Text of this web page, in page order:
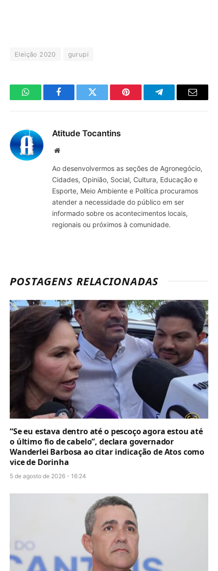
Eleição 2020 gurupi
WhatsAppFacebookTwitter Pinterest TelegramaE-
Atitude Tocantins
Site
Ao desenvolvermos as seções de Agronegócio,
Cidades, Opinião, Social, Cultura, Educação e
Esporte, Meio Ambiente e Política procuramos
atender a necessidade do público em ser
informado sobre os acontecimentos locais,
regionais ou próximos à comunidade.
POSTAGENS RELACIONADAS
“Se eu estava dentro até o pescoço agora estou até
o último fio de cabelo”, declara governador
Wanderlei Barbosa ao citar indicação de Atos como
vice de Dorinha
5 de agosto de 2026 - 16:24